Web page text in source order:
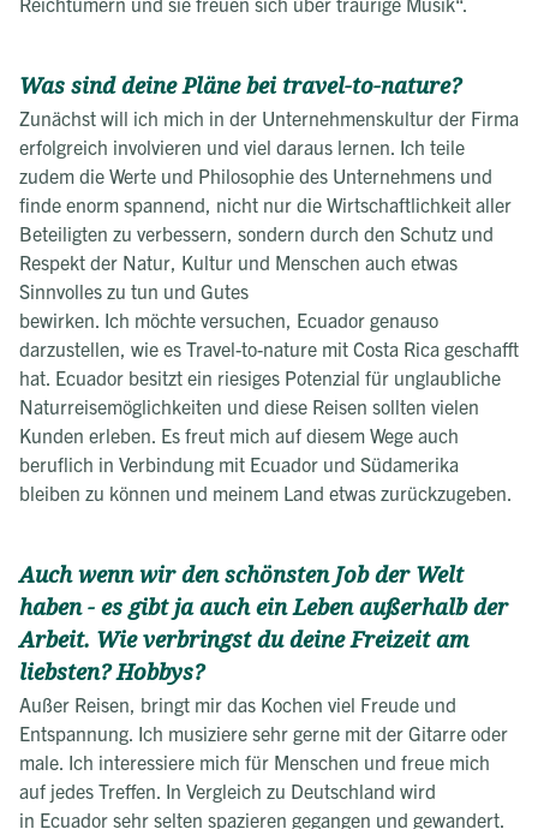
Was sind deine Pläne bei travel-to-nature?
Zunächst will ich mich in der Unternehmenskultur der Firma
erfolgreich involvieren und viel daraus lernen. Ich teile
zudem die Werte und Philosophie des Unternehmens und
finde enorm spannend, nicht nur die Wirtschaftlichkeit aller
Beteiligten zu verbessern, sondern durch den Schutz und
Respekt der Natur, Kultur und Menschen auch etwas
Sinnvolles zu tun und Gutes
bewirken. Ich möchte versuchen, Ecuador genauso
darzustellen, wie es Travel-to-nature mit Costa Rica geschafft
hat. Ecuador besitzt ein riesiges Potenzial für unglaubliche
Naturreisemöglichkeiten und diese Reisen sollten vielen
Kunden erleben. Es freut mich auf diesem Wege auch
beruflich in Verbindung mit Ecuador und Südamerika
bleiben zu können und meinem Land etwas zurückzugeben.
Auch wenn wir den schönsten Job der Welt
haben - es gibt ja auch ein Leben außerhalb der
Arbeit. Wie verbringst du deine Freizeit am
liebsten? Hobbys?
Außer Reisen, bringt mir das Kochen viel Freude und
Entspannung. Ich musiziere sehr gerne mit der Gitarre oder
male. Ich interessiere mich für Menschen und freue mich
auf jedes Treffen. In Vergleich zu Deutschland wird
in Ecuador sehr selten spazieren gegangen und gewandert.